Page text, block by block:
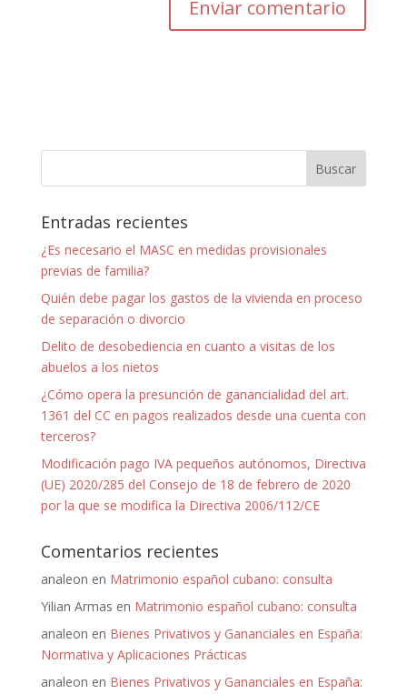
Entradas recientes
¿Es necesario el MASC en medidas provisionales
previas de familia?
Quién debe pagar los gastos de la vivienda en proceso
de separación o divorcio
Delito de desobediencia en cuanto a visitas de los
abuelos a los nietos
¿Cómo opera la presunción de ganancialidad del art.
1361 del CC en pagos realizados desde una cuenta con
terceros?
Modificación pago IVA pequeños autónomos, Directiva
(UE) 2020/285 del Consejo de 18 de febrero de 2020
por la que se modifica la Directiva 2006/112/CE
Comentarios recientes
analeon en Matrimonio español cubano: consulta
Yilian Armas en Matrimonio español cubano: consulta
analeon en Bienes Privativos y Gananciales en España:
Normativa y Aplicaciones Prácticas
analeon en Bienes Privativos y Gananciales en España: